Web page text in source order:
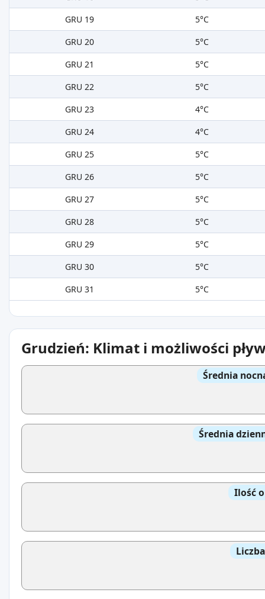
GRU 19
5°C
GRU 20
5°C
GRU 21
5°C
GRU 22
5°C
GRU 23
4°C
GRU 24
4°C
GRU 25
5°C
GRU 26
5°C
GRU 27
5°C
GRU 28
5°C
GRU 29
5°C
GRU 30
5°C
GRU 31
5°C
Grudzień: Klimat i możliwości
Średnia
Średnia
Ilość